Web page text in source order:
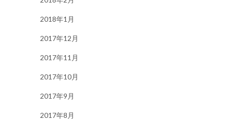
2018年1月
2017年12月
2017年11月
2017年10月
2017年9月
2017年8月